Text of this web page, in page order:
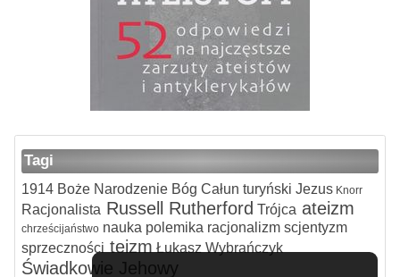
Tagi
1914Boże NarodzenieBóg Całun turyński JezusKnorr
Racjonalista Russell Rutherford Trójca ateizm
chrześcijaństwonauka polemika racjonalizmscjentyzm
sprzeczności teizm Łukasz Wybrańczyk
Świadkowie Jehowy